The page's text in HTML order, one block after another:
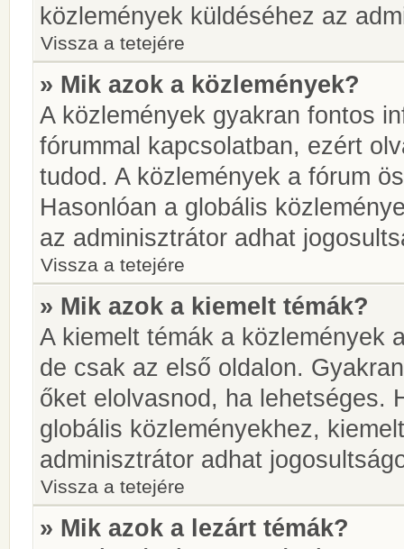
közlemények küldéséhez az
Vissza a tetejére
» Mik azok a közlemények?
A közlemények gyakran fontos
fórummal kapcsolatban, ezért
tudod. A közlemények a fórum
Hasonlóan a globális
az adminisztrátor adhat
Vissza a tetejére
» Mik azok a kiemelt témák?
A kiemelt témák a közlemények
de csak az első oldalon.
őket elolvasnod, ha lehetséges.
globális közleményekhez,
adminisztrátor adhat
Vissza a tetejére
» Mik azok a lezárt témák?